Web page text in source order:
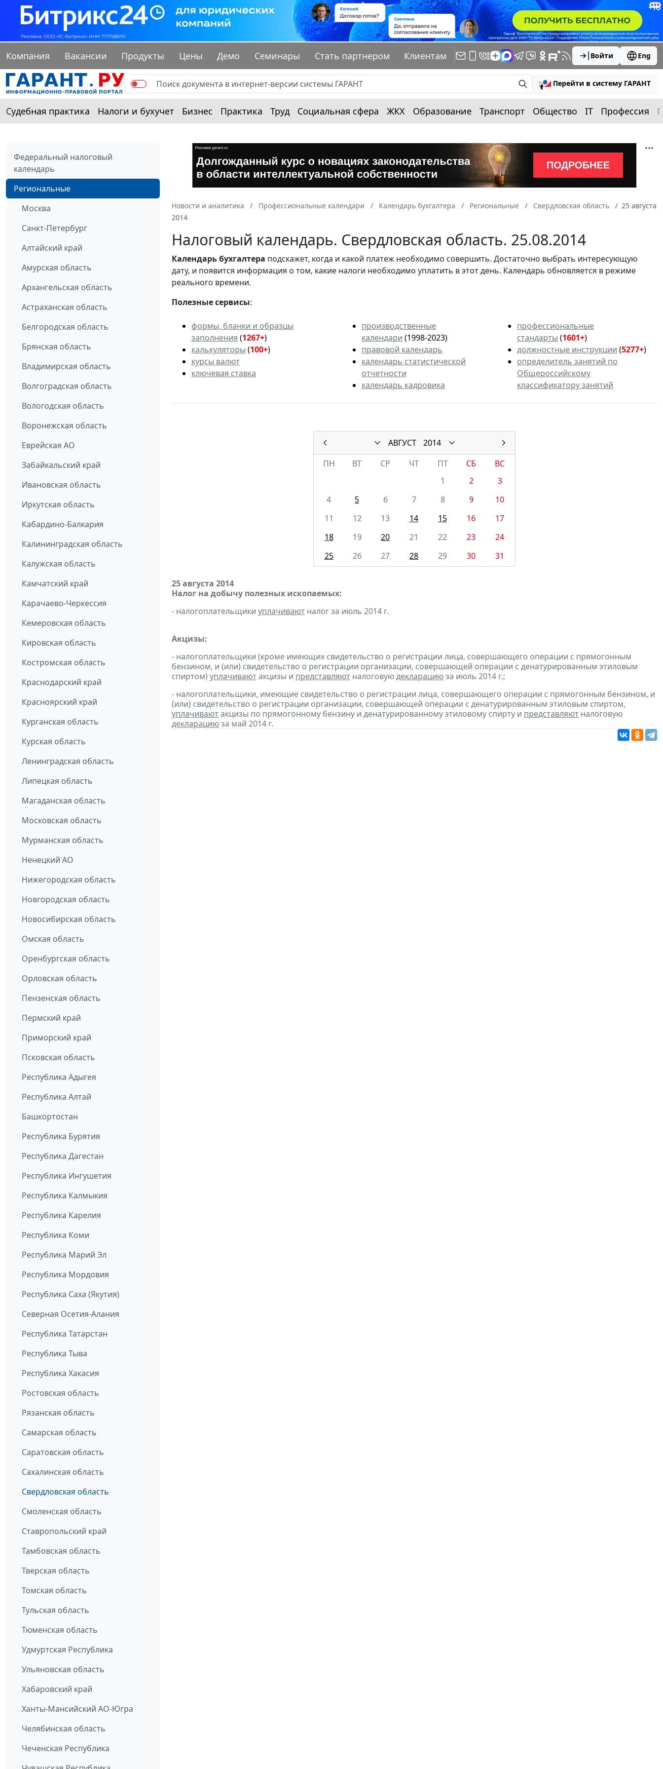
Компания Вакансии Продукты Цены Демо Семинары Стать партнером Клиентам Войти Eng
Перейти в систему ГАРАНТ
Судебная практика Налоги и бухучет Бизнес Практика Труд Социальная сфера ЖКХ Образование Транспорт Общество IT Профессия
Федеральный налоговый
календарь
Региональные
Москва
Санкт-Петербург
Алтайский край
Амурская область
Архангельская область
Астраханская область
Белгородская область
Брянская область
Владимирская область
Волгоградская область
Вологодская область
Воронежская область
Еврейская АО
Забайкальский край
Ивановская область
Иркутская область
Кабардино-Балкария
Калининградская область
Калужская область
Камчатский край
Карачаево-Черкессия
Кемеровская область
Кировская область
Костромская область
Краснодарский край
Красноярский край
Курганская область
Курская область
Ленинградская область
Липецкая область
Магаданская область
Московская область
Мурманская область
Ненецкий АО
Нижегородская область
Новгородская область
Новосибирская область
Омская область
Оренбургская область
Орловская область
Пензенская область
Пермский край
Приморский край
Псковская область
Республика Адыгея
Республика Алтай
Башкортостан
Республика Бурятия
Республика Дагестан
Республика Ингушетия
Республика Калмыкия
Республика Карелия
Республика Коми
Республика Марий Эл
Республика Мордовия
Республика Саха (Якутия)
Северная Осетия-Алания
Республика Татарстан
Республика Тыва
Республика Хакасия
Ростовская область
Рязанская область
Самарская область
Саратовская область
Сахалинская область
Свердловская область
Смоленская область
Ставропольский край
Тамбовская область
Тверская область
Томская область
Тульская область
Тюменская область
Удмуртская Республика
Ульяновская область
Хабаровский край
Ханты-Мансийский АО-Югра
Челябинская область
Чеченская Республика
Новости и аналитика Профессиональные календари Календарь бухгалтера Региональные Свердловская область
25 августа
2014
Налоговый календарь. Свердловская область. 25.08.2014
Календарьбухгалтера подскажет, когда и какой платеж необходимо совершить. Достаточно выбрать интересующую
дату, и появится информация о том, какие налоги необходимо уплатить в этот день. Календарь обновляется в режиме
реального времени.
Полезные сервисы:
формы, бланки и образцы
заполнения (1267+)
калькуляторы (100+)
курсы валют
ключевая ставка
производственные
календари (1998-2023)
правовой календарь
календарь статистической
отчетности
календарь кадровика
профессиональные
стандарты (1601+)
должностные инструкции (5277+)
определитель занятий по
Общероссийскому
классификатору занятий
АВГУСТ
2014
ПН
ВТ СР ЧТ ПТ СБ
ВС
1
2
3
4
5 6 7 8 9
10
11
12 13 14 15 16
17
18
19 20 21 22 23
24
25
26 27 28 29 30 31
25 августа 2014
Налог на добычу полезных ископаемых:
- налогоплательщики уплачивают налог за июль 2014 г.
Акцизы:
- налогоплательщики (кроме имеющих свидетельство о регистрации лица, совершающего операции с прямогонным
бензином, и (или) свидетельство о регистрации организации, совершающей операции с денатурированным этиловым
спиртом) уплачиваютакцизы и представляют налоговуюдекларациюза июль 2014 г.;
- налогоплательщики, имеющие свидетельство о регистрации лица, совершающего операции с прямогонным бензином, и
(или) свидетельство о регистрации организации, совершающей операции с денатурированным этиловым спиртом,
уплачиваютакцизы по прямогонному бензину и денатурированному этиловому спирту и представляют налоговую
декларациюза май 2014 г.